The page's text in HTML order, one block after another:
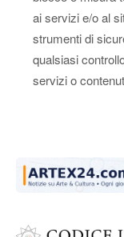
ai servizi e/o al
strumenti di
qualsiasi
servizi o